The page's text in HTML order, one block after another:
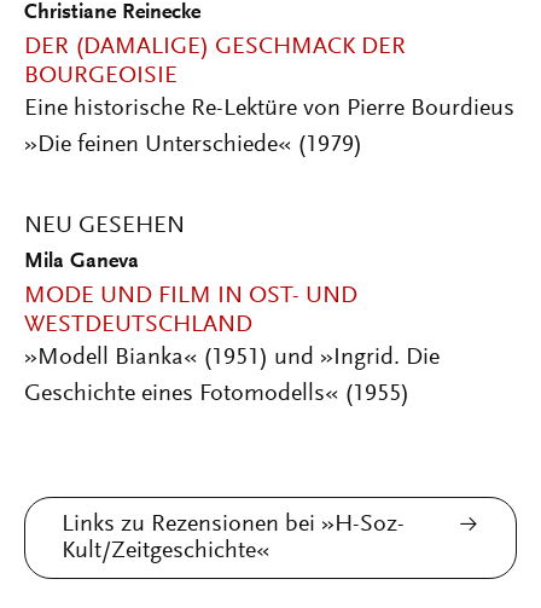
Christiane Reinecke
DER (DAMALIGE) GESCHMACK DER
BOURGEOISIE
Eine historische Re-Lektüre von Pierre Bourdieus
»Die feinen Unterschiede« (1979)
NEU GESEHEN
Mila Ganeva
MODE UND FILM IN OST- UND
WESTDEUTSCHLAND
»Modell Bianka« (1951) und »Ingrid. Die
Geschichte eines Fotomodells« (1955)
Links zu Rezensionen bei »H-Soz-
Kult/Zeitgeschichte«